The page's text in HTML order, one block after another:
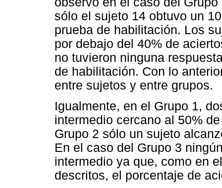
sólo el sujeto 14 obtuvo un
prueba de habilitación. Los
por debajo del 40% de
no tuvieron ninguna
de habilitación. Con lo
entre sujetos y entre grupos.
Igualmente, en el Grupo 1,
intermedio cercano al 50%
Grupo 2 sólo un sujeto
En el caso del Grupo 3
intermedio ya que, como en
descritos, el porcentaje de